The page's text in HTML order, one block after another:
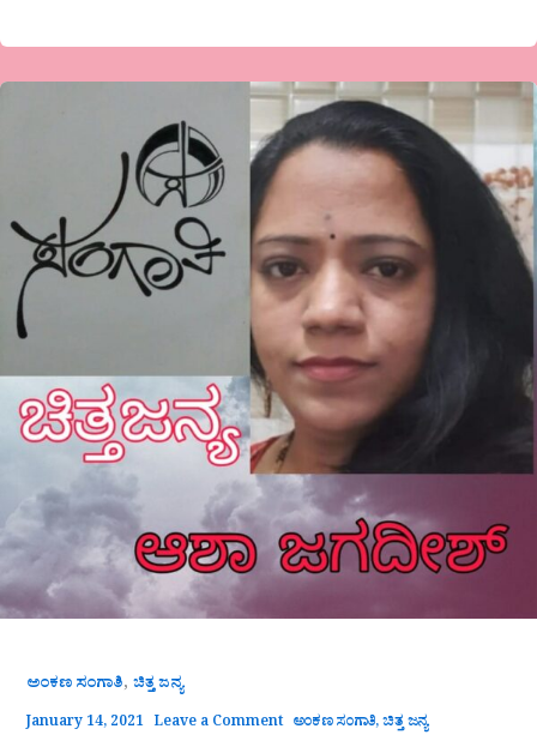
ಅಂಕಣ ಸಂಗಾತಿ, ಚಿತ್ತ ಜನ್ಯ
January 14, 2021 Leave a Comment ಅಂಕಣ ಸಂಗಾತಿ,ಚಿತ್ತ ಜನ್ಯ